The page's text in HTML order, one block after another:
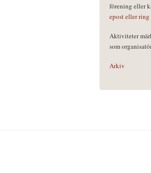
förening eller
epost eller ring
Aktiviteter
som
Arkiv